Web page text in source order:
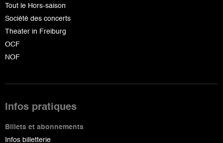
Tout le Hors-saison
Société des concerts
Theater in Freiburg
OCF
NOF
Infos pratiques
Billets et abonnements
Infos billetterie